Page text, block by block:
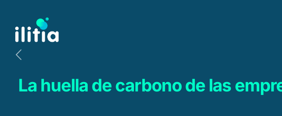
La huella de carbono de las